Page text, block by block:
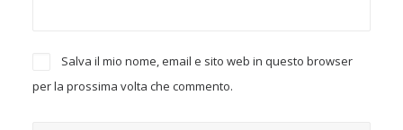
Salva il mio nome, email e sito web in questo browser
per la prossima volta che commento.